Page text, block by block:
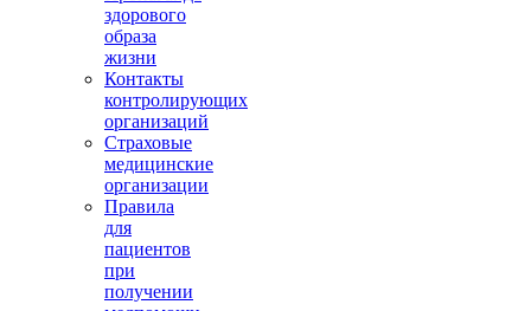
здорового
образа
жизни
Контакты
контролирующих
организаций
Страховые
медицинские
организации
Правила
для
пациентов
при
получении